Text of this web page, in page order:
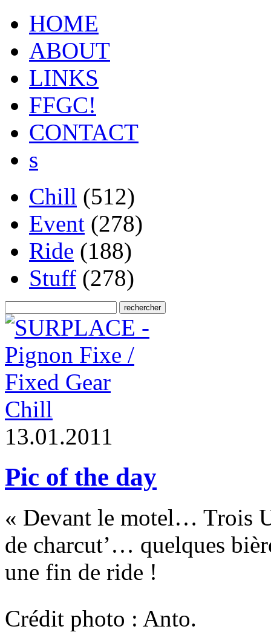
HOME
ABOUT
LINKS
FFGC!
CONTACT
s
Chill (512)
Event (278)
Ride (188)
Stuff (278)
Chill
13.01.2011
Pic of the day
« Devant le motel… Trois
de charcut’… quelques
une fin de ride !
Crédit photo : Anto.